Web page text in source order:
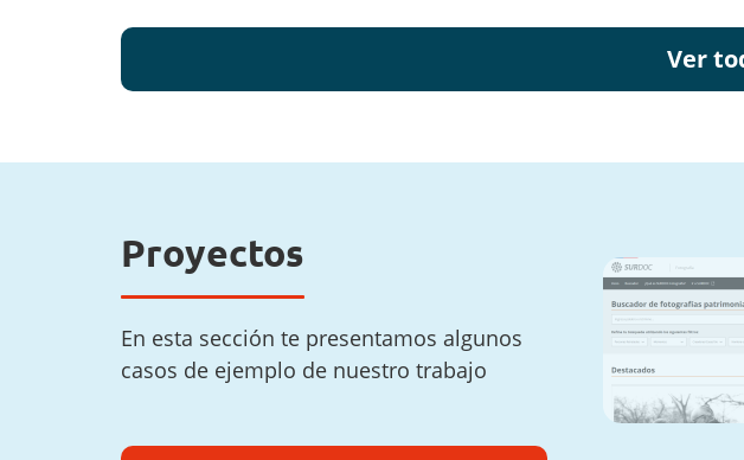
Ver
Proyectos
En esta sección te presentamos algunos
casos de ejemplo de nuestro trabajo